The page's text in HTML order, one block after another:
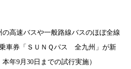
高速バスや一般路線バスのほぼ全線
車券「ＳＵＮＱパス 全九州」が新
年9月30日までの試行実施）